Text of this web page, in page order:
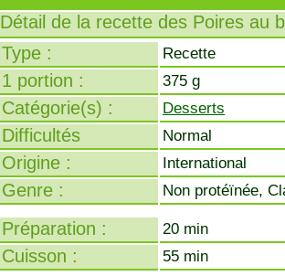
Détail de la recette des Poires au
Type :
Recette
1 portion : 375 g
Catégorie(s) : Desserts
Difficultés Normal
Origine : International
Genre : Non protéïnée,
Préparation : 20 min
Cuisson : 55 min